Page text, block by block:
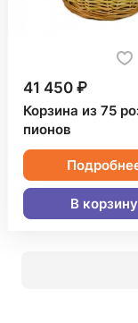
41 450 ₽
Корзина из 75
пионов
В корзину